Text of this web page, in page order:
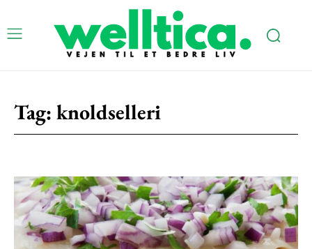
Subscription Plans
Free limited access
Tag: knoldselleri